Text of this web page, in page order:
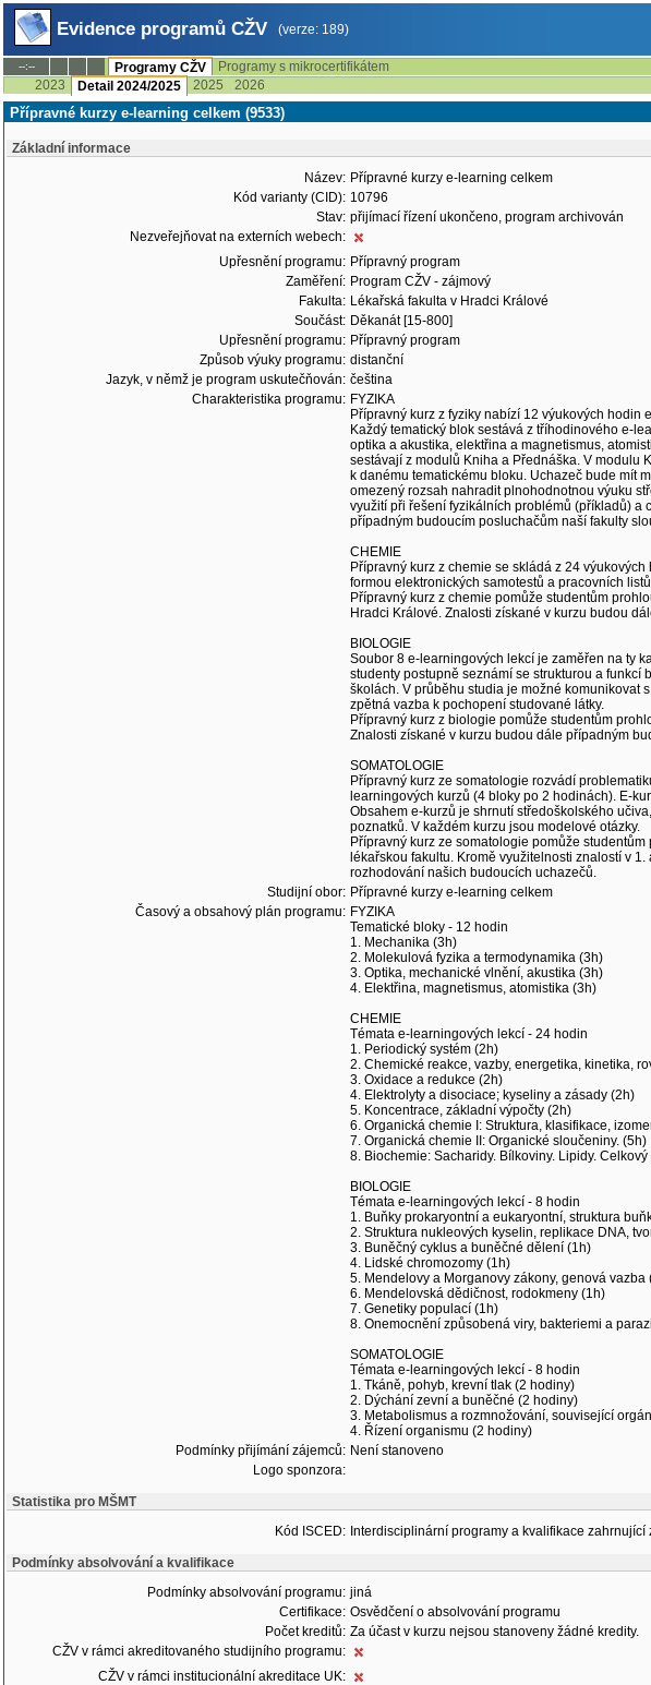
Evidence programů CŽV (verze: 189)
--:-- Programy CŽV
Programy s mikrocertifikátem
2023
Detail 2024/2025 2025 2026
Přípravné kurzy e-learning celkem (9533)
Základní informace
Název: Přípravné kurzy e-learning celkem
Kód varianty (CID): 10796
Stav: přijímací řízení ukončeno, program archivován
Nezveřejňovat na externích webech:
Upřesnění programu: Přípravný program
Zaměření: Program CŽV - zájmový
Fakulta: Lékařská fakulta v Hradci Králové
Součást: Děkanát [15-800]
Upřesnění programu: Přípravný program
Způsob výuky programu: distanční
Jazyk, v němž je program uskutečňován: čeština
Charakteristika programu: FYZIKA
Přípravný kurz z fyziky nabízí 12 výukových
Každý tematický blok sestává z tříhodinového e-
optika a akustika, elektřina a magnetismus,
sestávají z modulů Kniha a Přednáška. V modulu
k danému tematickému bloku. Uchazeč bude mít
omezený rozsah nahradit plnohodnotnou výuku
využití při řešení fyzikálních problémů (příkladů) a
případným budoucím posluchačům naší fakulty
CHEMIE
Přípravný kurz z chemie se skládá z 24
formou elektronických samotestů a pracovních
Přípravný kurz z chemie pomůže studentům
Hradci Králové. Znalosti získané v kurzu budou
BIOLOGIE
Soubor 8 e-learningových lekcí je zaměřen na ty
studenty postupně seznámí se strukturou a funkcí
školách. V průběhu studia je možné komunikovat
zpětná vazba k pochopení studované látky.
Přípravný kurz z biologie pomůže studentům
Znalosti získané v kurzu budou dále případným
SOMATOLOGIE
Přípravný kurz ze somatologie rozvádí
learningových kurzů (4 bloky po 2 hodinách). E-
Obsahem e-kurzů je shrnutí středoškolského
poznatků. V každém kurzu jsou modelové otázky.
Přípravný kurz ze somatologie pomůže
lékařskou fakultu. Kromě využitelnosti znalostí v
rozhodování našich budoucích uchazečů.
Studijní obor: Přípravné kurzy e-learning celkem
Časový a obsahový plán programu: FYZIKA
Tematické bloky - 12 hodin
1. Mechanika (3h)
2. Molekulová fyzika a termodynamika (3h)
3. Optika, mechanické vlnění, akustika (3h)
4. Elektřina, magnetismus, atomistika (3h)
CHEMIE
Témata e-learningových lekcí - 24 hodin
1. Periodický systém (2h)
2. Chemické reakce, vazby, energetika, kinetika,
3. Oxidace a redukce (2h)
4. Elektrolyty a disociace; kyseliny a zásady (2h)
5. Koncentrace, základní výpočty (2h)
6. Organická chemie I: Struktura, klasifikace,
7. Organická chemie II: Organické sloučeniny. (5h)
8. Biochemie: Sacharidy. Bílkoviny. Lipidy.
BIOLOGIE
Témata e-learningových lekcí - 8 hodin
1. Buňky prokaryontní a eukaryontní, struktura
2. Struktura nukleových kyselin, replikace DNA,
3. Buněčný cyklus a buněčné dělení (1h)
4. Lidské chromozomy (1h)
5. Mendelovy a Morganovy zákony, genová vazba
6. Mendelovská dědičnost, rodokmeny (1h)
7. Genetiky populací (1h)
8. Onemocnění způsobená viry, bakteriemi a
SOMATOLOGIE
Témata e-learningových lekcí - 8 hodin
1. Tkáně, pohyb, krevní tlak (2 hodiny)
2. Dýchání zevní a buněčné (2 hodiny)
3. Metabolismus a rozmnožování, související
4. Řízení organismu (2 hodiny)
Podmínky přijímání zájemců: Není stanoveno
Logo sponzora:
Statistika pro MŠMT
Kód ISCED: Interdisciplinární programy a kvalifikace
Podmínky absolvování a kvalifikace
Podmínky absolvování programu: jiná
Certifikace: Osvědčení o absolvování programu
Počet kreditů: Za účast v kurzu nejsou stanoveny žádné kredity.
CŽV v rámci akreditovaného studijního programu:
CŽV v rámci institucionální akreditace UK: